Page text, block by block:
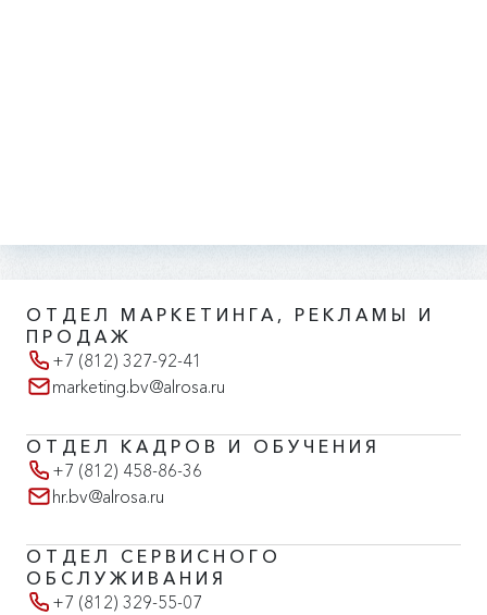
ОТДЕЛ МАРКЕТИНГА, РЕКЛАМЫ И
ПРОДАЖ
+7 (812) 327-92-41
marketing.bv@alrosa.ru
ОТДЕЛ КАДРОВ И ОБУЧЕНИЯ
+7 (812) 458-86-36
hr.bv@alrosa.ru
ОТДЕЛ СЕРВИСНОГО
ОБСЛУЖИВАНИЯ
+7 (812) 329-55-07